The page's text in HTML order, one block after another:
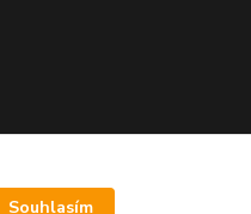
Souhlasím